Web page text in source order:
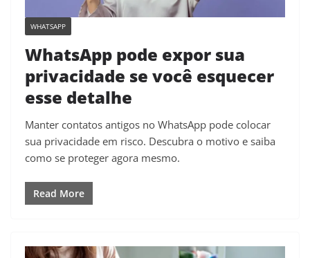
WHATSAPP
WhatsApp pode expor sua
privacidade se você esquecer
esse detalhe
Manter contatos antigos no WhatsApp pode colocar
sua privacidade em risco. Descubra o motivo e saiba
como se proteger agora mesmo.
Read More